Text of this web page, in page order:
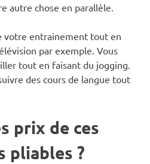
autre chose en parallèle.
votre entrainement tout en
par exemple. Vous
tout en faisant du jogging.
des cours de langue tout
prix de ces
pliables ?